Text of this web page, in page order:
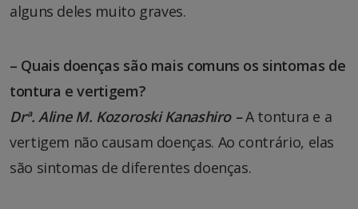
alguns deles muito graves.
– Quais doenças são mais comuns os sintomas de
tontura e vertigem?
Drª. Aline M. Kozoroski Kanashiro –A tontura e a
vertigem não causam doenças. Ao contrário, elas
são sintomas de diferentes doenças.